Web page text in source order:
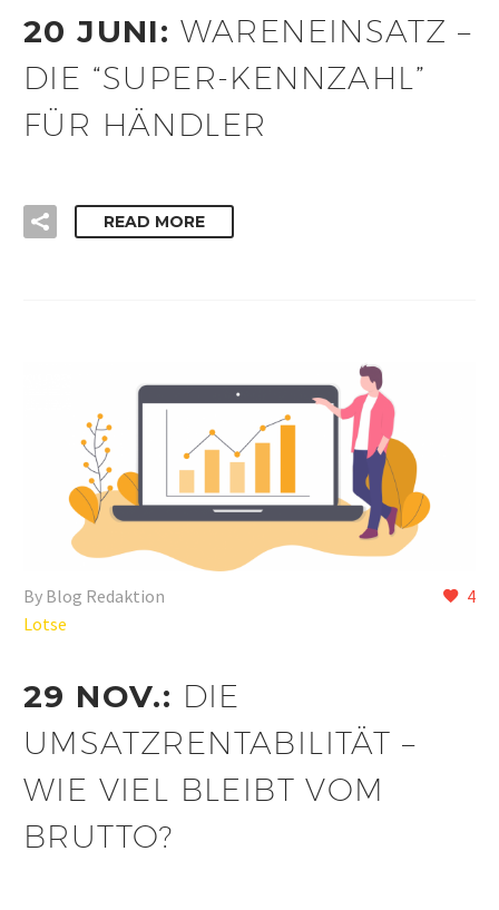
20 JUNI: WARENEINSATZ –
DIE “SUPER-KENNZAHL”
FÜR HÄNDLER
READ MORE
4
By Blog Redaktion
Lotse
29 NOV.: DIE
UMSATZRENTABILITÄT –
WIE VIEL BLEIBT VOM
BRUTTO?